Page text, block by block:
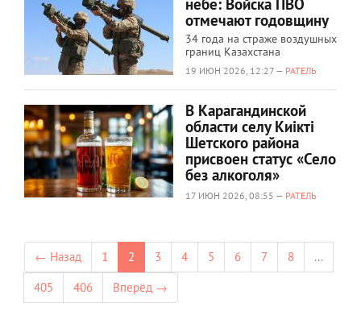
небе: Войска ПВО
отмечают годовщину
34 года на страже воздушных
границ Казахстана
19 ИЮН 2026, 12:27 — РАТЕЛЬ
В Карагандинской
области селу Киікті
Шетского района
присвоен статус «Село
без алкоголя»
17 ИЮН 2026, 08:55 — РАТЕЛЬ
← Назад 1 2 3 4 5 6 7 8
...
405
406 Вперёд →